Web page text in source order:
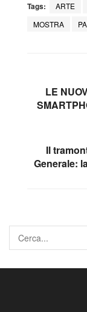
Tags: ARTE
MOSTRA
LE
Il
Generale: